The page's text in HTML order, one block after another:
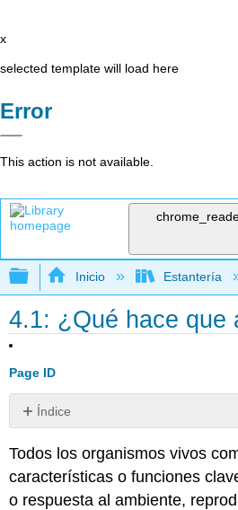
x
selected template will load here
Error
This action is not available.
Expandir/contraer
Inicio Estantería
4.1: ¿Qué hace que
Page ID
Índice
Sensibilidad
o
Respuesta
Todos los organismos vivos
características o funciones
o respuesta al ambiente,